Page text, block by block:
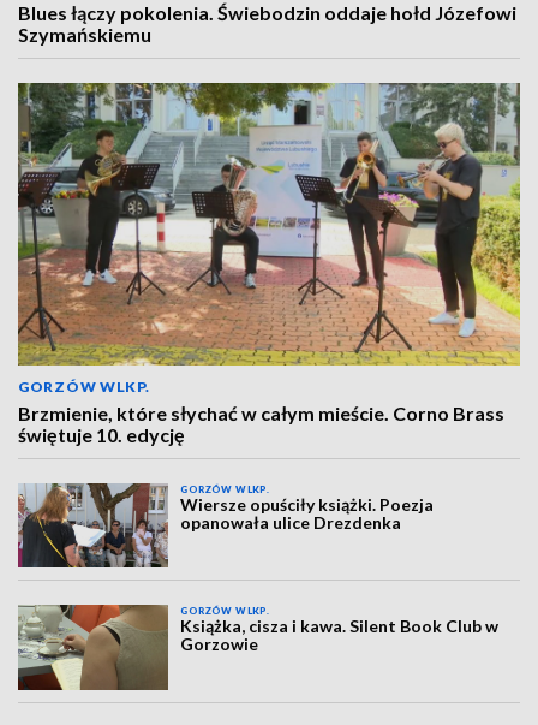
Blues łączy pokolenia. Świebodzin oddaje hołd Józefowi
Szymańskiemu
GORZÓW WLKP.
Brzmienie, które słychać w całym mieście. Corno Brass
świętuje 10. edycję
GORZÓW WLKP.
Wiersze opuściły książki. Poezja
opanowała ulice Drezdenka
GORZÓW WLKP.
Książka, cisza i kawa. Silent Book Club w
Gorzowie